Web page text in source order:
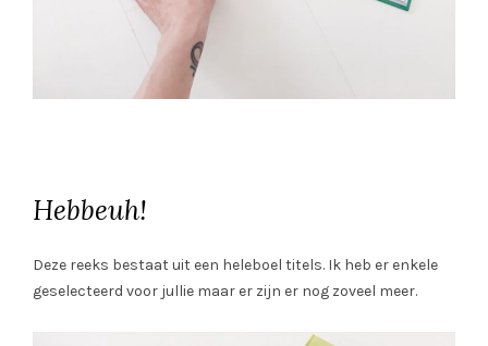
Hebbeuh!
Deze reeks bestaat uit een heleboel titels. Ik heb er enkele
geselecteerd voor jullie maar er zijn er nog zoveel meer.